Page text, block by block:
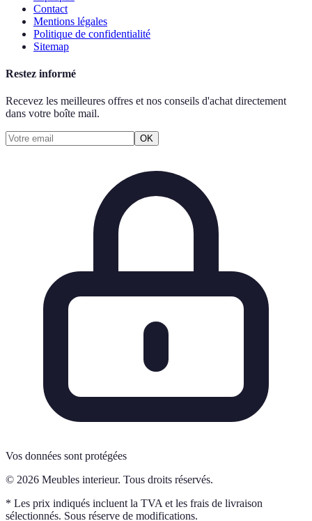
Contact
Mentions légales
Politique de confidentialité
Sitemap
Restez informé
Recevez les meilleures offres et nos conseils d'achat directement
dans votre boîte mail.
OK
Vos données sont protégées
© 2026 Meubles interieur. Tous droits réservés.
* Les prix indiqués incluent la TVA et les frais de livraison
sélectionnés. Sous réserve de modifications.